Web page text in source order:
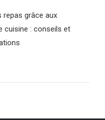
repas grâce aux
cuisine : conseils et